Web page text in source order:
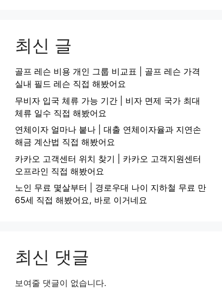
최신 글
골프 레슨 비용 개인 그룹 비교표 | 골프 레슨 가격
실내 필드 레슨 직접 해봤어요
무비자 입국 체류 가능 기간 | 비자 면제 국가 최대
체류 일수 직접 해봤어요
연체이자 얼마나 붙나 | 대출 연체이자율과 지연손
해금 계산법 직접 해봤어요
카카오 고객센터 위치 찾기 | 카카오 고객지원센터
오프라인 직접 해봤어요
노인 무료 몇살부터 | 경로우대 나이 지하철 무료 만
65세 직접 해봤어요, 바로 이거네요
최신 댓글
보여줄 댓글이 없습니다.